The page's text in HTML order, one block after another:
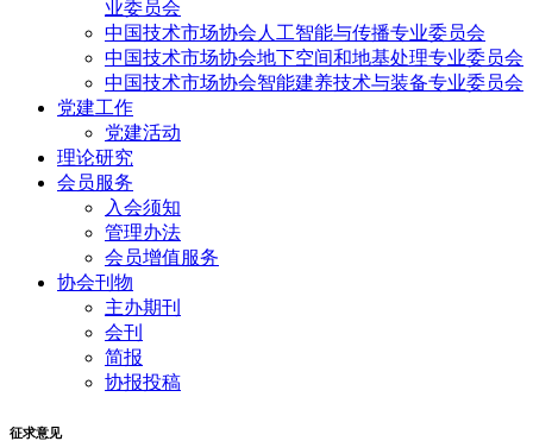
业委员会
中国技术市场协会人工智能与传播专业委员会
中国技术市场协会地下空间和地基处理专业委员会
中国技术市场协会智能建养技术与装备专业委员会
党建工作
党建活动
理论研究
会员服务
入会须知
管理办法
会员增值服务
协会刊物
主办期刊
会刊
简报
协报投稿
征求意见